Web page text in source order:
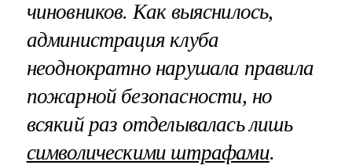
чиновников. Как выяснилось,
администрация клуба
неоднократно нарушала правила
пожарной безопасности, но
всякий раз отделывалась лишь
символическими штрафами.